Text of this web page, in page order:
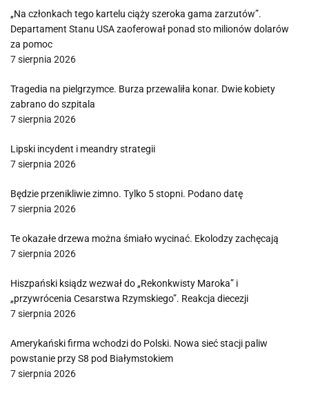
„Na członkach tego kartelu ciąży szeroka gama zarzutów”.
Departament Stanu USA zaoferował ponad sto milionów dolarów
za pomoc
7 sierpnia 2026
Tragedia na pielgrzymce. Burza przewaliła konar. Dwie kobiety
zabrano do szpitala
7 sierpnia 2026
Lipski incydent i meandry strategii
7 sierpnia 2026
Będzie przenikliwie zimno. Tylko 5 stopni. Podano datę
7 sierpnia 2026
Te okazałe drzewa można śmiało wycinać. Ekolodzy zachęcają
7 sierpnia 2026
Hiszpański ksiądz wezwał do „Rekonkwisty Maroka” i
„przywrócenia Cesarstwa Rzymskiego”. Reakcja diecezji
7 sierpnia 2026
Amerykański firma wchodzi do Polski. Nowa sieć stacji paliw
powstanie przy S8 pod Białymstokiem
7 sierpnia 2026